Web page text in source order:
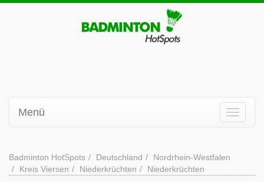
Menü
Badminton HotSpots Deutschland
Nordrhein-Westfalen
Kreis Viersen
Niederkrüchten Niederkrüchten